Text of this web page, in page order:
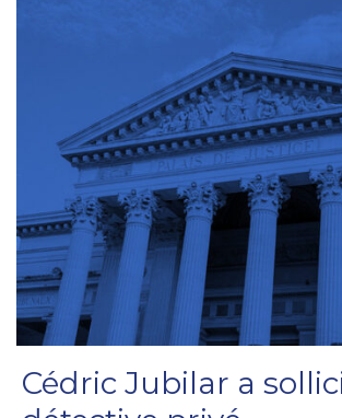
Cédric Jubilar a